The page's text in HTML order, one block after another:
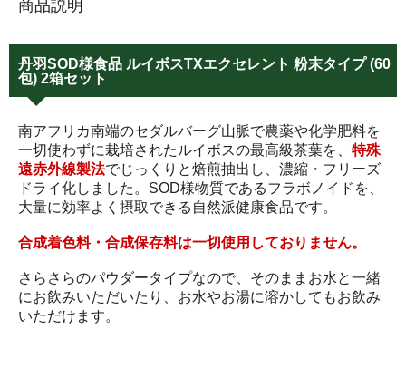
商品説明
丹羽SOD様食品 ルイボスTXエクセレント 粉末タイプ (60
包) 2箱セット
南アフリカ南端のセダルバーグ山脈で農薬や化学肥料を
一切使わずに栽培されたルイボスの最高級茶葉を、 特殊
遠赤外線製法でじっくりと焙煎抽出し、濃縮・フリーズ
ドライ化しました。SOD様物質であるフラボノイドを、
大量に効率よく摂取できる自然派健康食品です。
合成着色料・合成保存料は一切使用しておりません。
さらさらのパウダータイプなので、そのままお水と一緒
にお飲みいただいたり、お水やお湯に溶かしてもお飲み
いただけます。